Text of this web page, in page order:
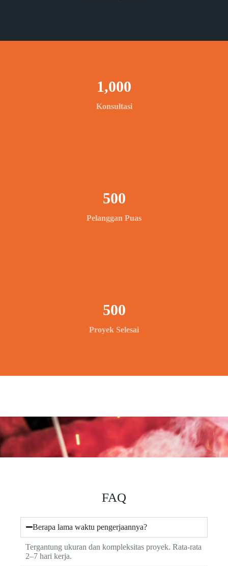
Konsultasi
1,000
Pelanggan Puas
500
Proyek Selesai
500
FAQ
Berapa lama waktu pengerjaannya?
Tergantung ukuran dan kompleksitas proyek. Rata-rata
2–7 hari kerja.